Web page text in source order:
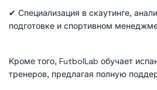
✔ Специализация в скаутинге,
подготовке и спортивном
Кроме того, FutbolLab обучает
тренеров, предлагая полную